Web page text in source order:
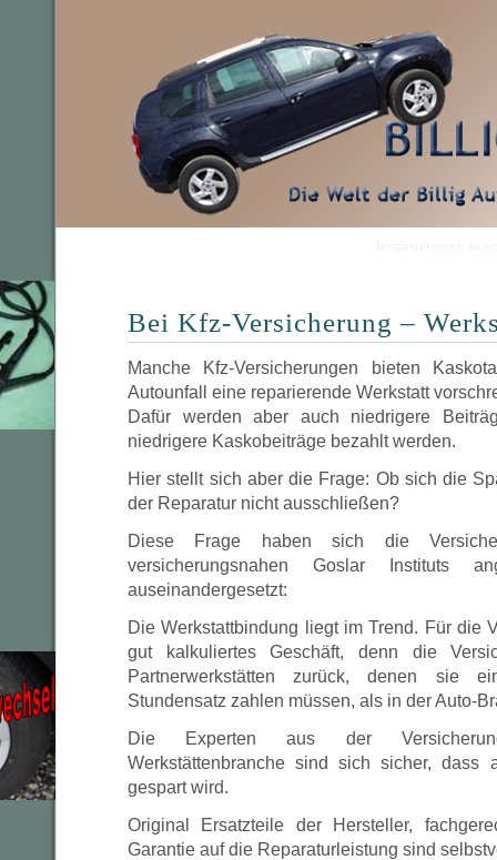
Bei Kfz-Versicherung –
Manche Kfz-Versicherungen bieten
Autounfall eine reparierende Werkstatt
Dafür werden aber auch niedrigere
niedrigere Kaskobeiträge bezahlt werden.
Hier stellt sich aber die Frage: Ob sich die
der Reparatur nicht ausschließen?
Diese Frage haben sich die
versicherungsnahen Goslar Instituts
auseinandergesetzt:
Die Werkstattbindung liegt im Trend. Für die
gut kalkuliertes Geschäft, denn die
Partnerwerkstätten zurück, denen sie
Stundensatz zahlen müssen, als in der Auto-
Die Experten aus der
Werkstättenbranche sind sich sicher, dass
gespart wird.
Original Ersatzteile der Hersteller,
Garantie auf die Reparaturleistung sind